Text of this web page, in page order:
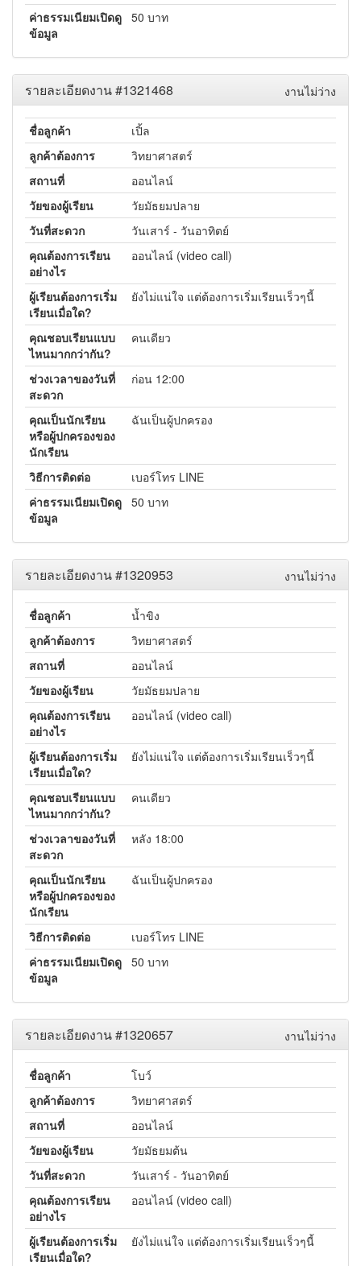
ค่าธรรมเนียมเปิดดู
ข้อมูล
50 บาท
งานไม่ว่าง
รายละเอียดงาน #1321468
ชื่อลูกค้า
เปิ้ล
ลูกค้าต้องการ
วิทยาศาสตร์
สถานที่
ออนไลน์
วัยของผู้เรียน
วัยมัธยมปลาย
วันที่สะดวก
วันเสาร์ - วันอาทิตย์
คุณต้องการเรียน
อย่างไร
ออนไลน์ (video call)
ผู้เรียนต้องการเริ่ม
เรียนเมื่อใด?
ยังไม่แน่ใจ แต่ต้องการเริ่มเรียนเร็วๆนี้
คุณชอบเรียนแบบ
ไหนมากกว่ากัน?
คนเดียว
ช่วงเวลาของวันที่
สะดวก
ก่อน 12:00
คุณเป็นนักเรียน
หรือผู้ปกครองของ
นักเรียน
ฉันเป็นผู้ปกครอง
วิธีการติดต่อ
เบอร์โทร LINE
ค่าธรรมเนียมเปิดดู
ข้อมูล
50 บาท
งานไม่ว่าง
รายละเอียดงาน #1320953
ชื่อลูกค้า
น้ำขิง
ลูกค้าต้องการ
วิทยาศาสตร์
สถานที่
ออนไลน์
วัยของผู้เรียน
วัยมัธยมปลาย
คุณต้องการเรียน
อย่างไร
ออนไลน์ (video call)
ผู้เรียนต้องการเริ่ม
เรียนเมื่อใด?
ยังไม่แน่ใจ แต่ต้องการเริ่มเรียนเร็วๆนี้
คุณชอบเรียนแบบ
ไหนมากกว่ากัน?
คนเดียว
ช่วงเวลาของวันที่
สะดวก
หลัง 18:00
คุณเป็นนักเรียน
หรือผู้ปกครองของ
นักเรียน
ฉันเป็นผู้ปกครอง
วิธีการติดต่อ
เบอร์โทร LINE
ค่าธรรมเนียมเปิดดู
ข้อมูล
50 บาท
งานไม่ว่าง
รายละเอียดงาน #1320657
ชื่อลูกค้า
โบว์
ลูกค้าต้องการ
วิทยาศาสตร์
สถานที่
ออนไลน์
วัยของผู้เรียน
วัยมัธยมต้น
วันที่สะดวก
วันเสาร์ - วันอาทิตย์
คุณต้องการเรียน
อย่างไร
ออนไลน์ (video call)
ผู้เรียนต้องการเริ่ม
เรียนเมื่อใด?
ยังไม่แน่ใจ แต่ต้องการเริ่มเรียนเร็วๆนี้